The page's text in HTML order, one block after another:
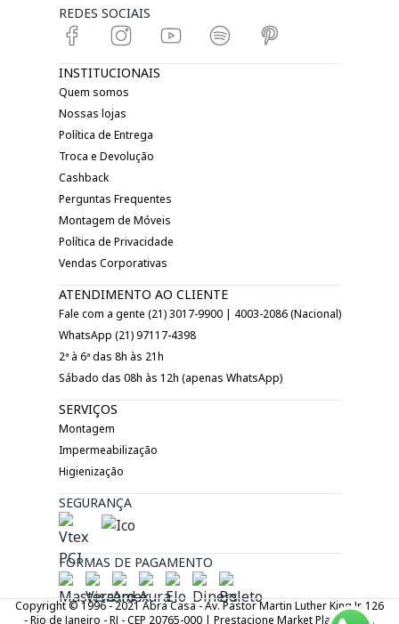
REDES SOCIAIS
INSTITUCIONAIS
Quem somos
Nossas lojas
Política de Entrega
Troca e Devolução
Cashback
Perguntas Frequentes
Montagem de Móveis
Política de Privacidade
Vendas Corporativas
ATENDIMENTO AO CLIENTE
Fale com a gente (21) 3017-9900 | 4003-2086 (Nacional)
WhatsApp (21) 97117-4398
2ª à 6ª das 8h às 21h
Sábado das 08h às 12h (apenas WhatsApp)
SERVIÇOS
Montagem
Impermeabilização
Higienização
SEGURANÇA
FORMAS DE PAGAMENTO
Copyright © 1996 - 2021 Abra Casa - Av. Pastor Martin Luther King Jr. 126
- Rio de Janeiro - RJ - CEP 20765-000 | Prestacione Market Place LTDA.